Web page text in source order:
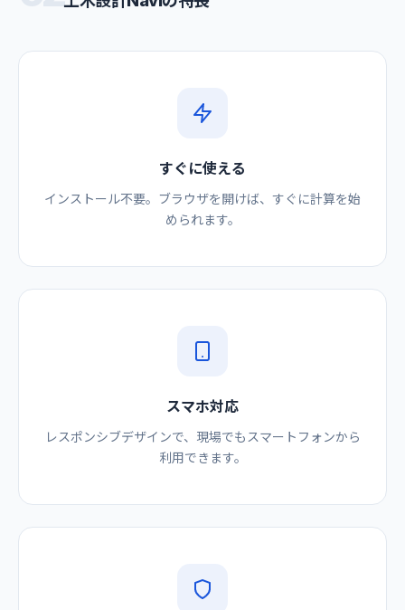
すぐに使える
インストール不要。ブラウザを開けば、すぐに計算を始
められます。
スマホ対応
レスポンシブデザインで、現場でもスマートフォンから
利用できます。